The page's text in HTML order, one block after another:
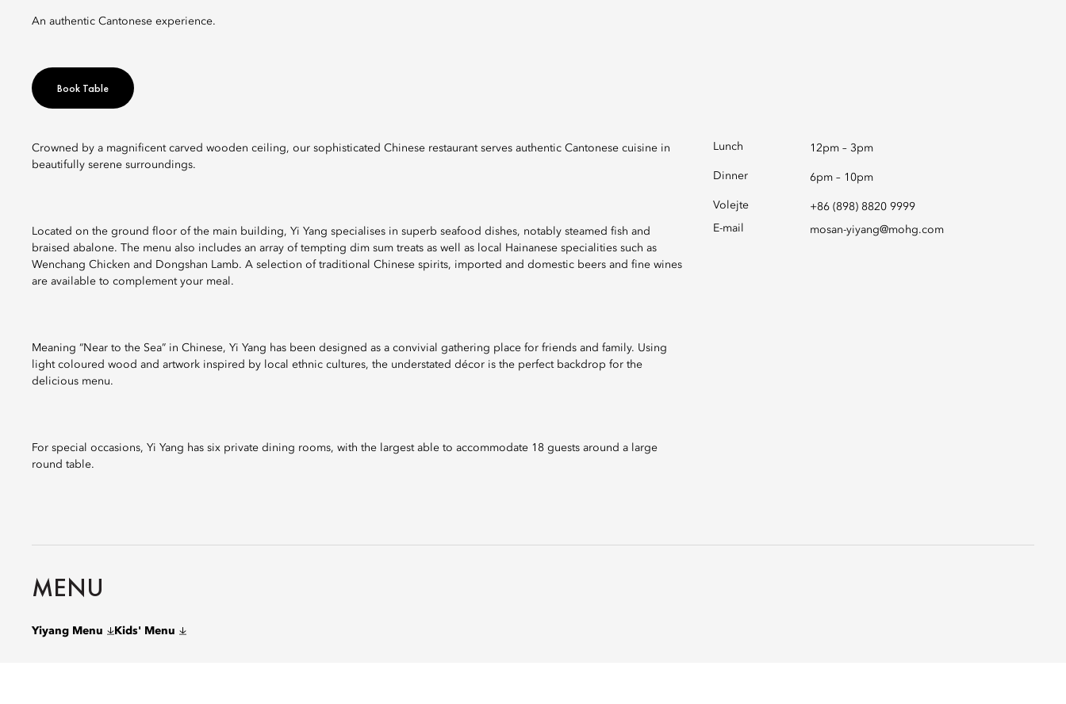
An authentic Cantonese experience.
Book Table
Crowned by a magnificent carved wooden ceiling, our sophisticated Chinese restaurant serves authentic Cantonese cuisine in
beautifully serene surroundings.
Located on the ground floor of the main building, Yi Yang specialises in superb seafood dishes, notably steamed fish and
braised abalone. The menu also includes an array of tempting dim sum treats as well as local Hainanese specialities such as
Wenchang Chicken and Dongshan Lamb. A selection of traditional Chinese spirits, imported and domestic beers and fine wines
are available to complement your meal.
Meaning “Near to the Sea” in Chinese, Yi Yang has been designed as a convivial gathering place for friends and family. Using
light coloured wood and artwork inspired by local ethnic cultures, the understated décor is the perfect backdrop for the
delicious menu.
For special occasions, Yi Yang has six private dining rooms, with the largest able to accommodate 18 guests around a large
round table.
Lunch 12pm – 3pm
Dinner 6pm – 10pm
Volejte
+86 (898) 8820 9999
E-mail
mosan-yiyang@mohg.com
MENU
Yiyang Menu Kids' Menu